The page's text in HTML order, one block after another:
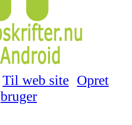
Til web site Opret
bruger